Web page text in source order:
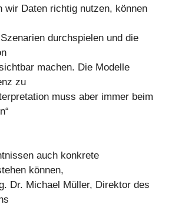
wir Daten richtig nutzen, können
durchspielen und die
machen. Die Modelle
zu
muss aber immer beim
auch konkrete
können,
Dr. Michael Müller, Direktor des